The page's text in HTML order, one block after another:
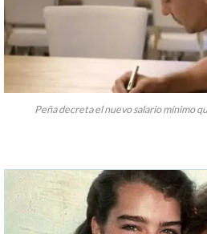
Peña decreta el nuevo salario mínimo